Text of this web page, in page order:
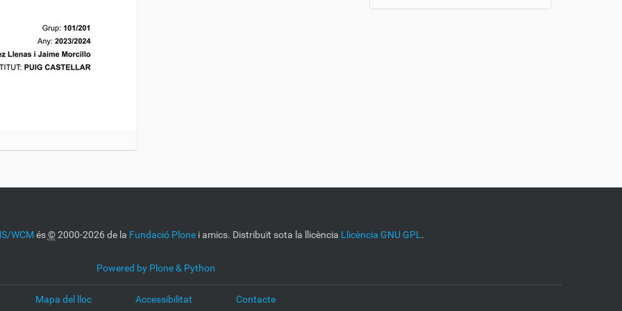
WCM és©2000-2026 de la Fundació Plonei amics. Distribuït sota la llicència Llicència GNU GPL .
Powered by Plone & Python
Mapa del lloc Accessibilitat Contacte